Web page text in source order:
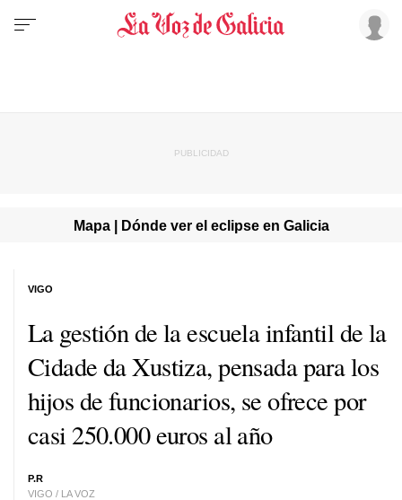
Mapa | Dónde ver el eclipse en Galicia
La gestión de la escuela infantil de la
Cidade da Xustiza, pensada para los
hijos de funcionarios, se ofrece por
casi 250.000 euros al año
P.R
VIGO / LA VOZ
VIGO